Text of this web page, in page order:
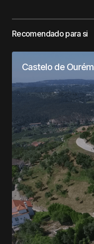
Recomendado para si
Castelo de